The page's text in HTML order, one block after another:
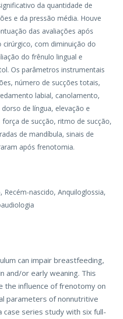
da quantidade de
e da pressão média. Houve
das avaliações após
com diminuição do
do frênulo lingual e
Os parâmetros instrumentais
número de sucções totais,
labial, canolamento,
de língua, elevação e
de sucção, ritmo de sucção,
de mandíbula, sinais de
após frenotomia.
nascido, Anquiloglossia,
can impair breastfeeding,
and/or early weaning. This
the influence of frenotomy on
parameters of nonnutritive
case series study with six full-